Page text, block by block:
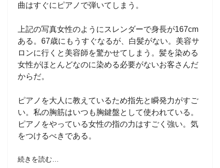
曲はすぐにピアノで弾いてしまう。
上記の写真女性のようにスレンダーで身長が167cm
ある。67歳にもうすぐなるが、白髪がない。美容サ
ロンに行くと美容師を驚かせてしまう。髪を染める
女性がほとんどなのに染める必要がないお客さんだ
からだ。
ピアノを大人に教えているため指先と瞬発力がすご
い。私の胸筋はいつも胸鍵盤として使われている。
ピアノをやっている女性の指の力はすごく強い。気
をつけるべきである。
続きを読む…